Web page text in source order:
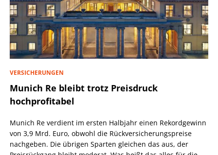
VERSICHERUNGEN
Munich Re bleibt trotz Preisdruck
hochprofitabel
Munich Re verdient im ersten Halbjahr einen Rekordgewinn
von 3,9 Mrd. Euro, obwohl die Rückversicherungspreise
nachgeben. Die übrigen Sparten gleichen das aus, der